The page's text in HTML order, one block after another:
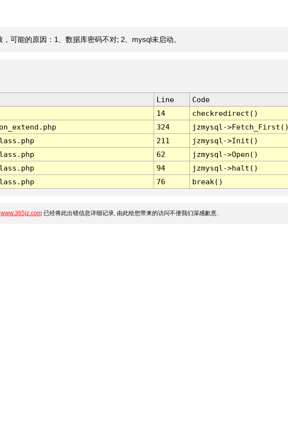
可能的原因：1、数据库密码不对; 2、mysql未启动。
Line
Code
14
checkredirect()
324
jzmysql-
211
jzmysql->Init()
62
jzmysql->Open()
94
jzmysql->halt()
76 break()
www.365jz.com已经将此出错信息详细记录, 由此给您带来的访问不便我们深感歉意.